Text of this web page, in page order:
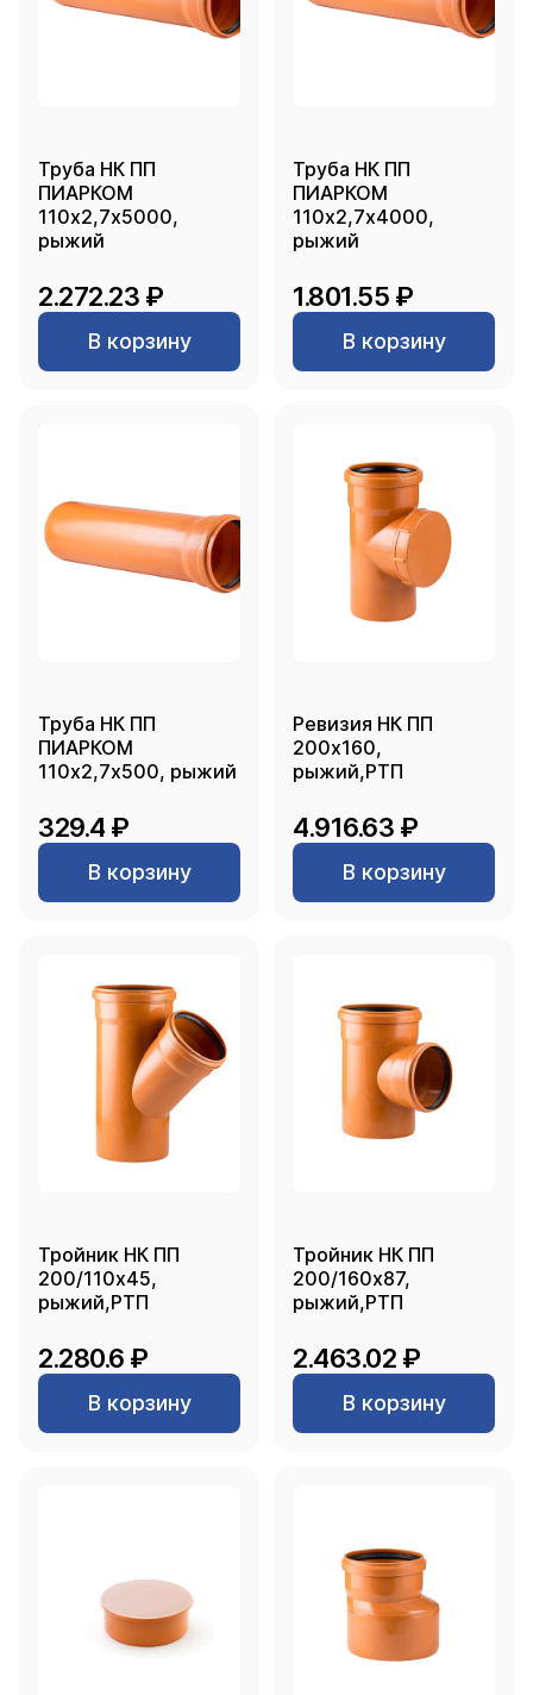
Труба НК ПП
ПИАРКОМ
110х2,7х5000,
рыжий
2.272.23 ₽
В корзину
Труба НК ПП
ПИАРКОМ
110х2,7х4000,
рыжий
1.801.55 ₽
В корзину
Труба НК ПП
ПИАРКОМ
110х2,7х500, рыжий
329.4 ₽
В корзину
Ревизия НК ПП
200х160,
рыжий,РТП
4.916.63 ₽
В корзину
Тройник НК ПП
200/110х45,
рыжий,РТП
2.280.6 ₽
В корзину
Тройник НК ПП
200/160х87,
рыжий,РТП
2.463.02 ₽
В корзину